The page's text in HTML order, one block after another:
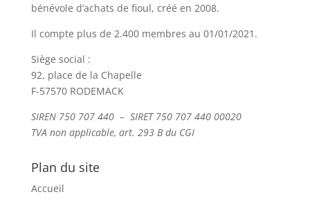
bénévole d’achats de fioul, créé en 2008.
Il compte plus de 2.400 membres au 01/01/2021.
Siège social :
92, place de la Chapelle
F-57570 RODEMACK
SIREN 750 707 440 – SIRET 750 707 440 00020
TVA non applicable, art. 293 B du CGI
Plan du site
Accueil